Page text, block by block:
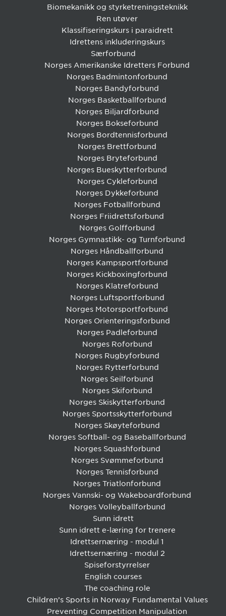
Biomekanikk og styrketreningsteknikk
Ren utøver
Klassifiseringskurs i paraidrett
Idrettens inkluderingskurs
Særforbund
Norges Amerikanske Idretters Forbund
Norges Badmintonforbund
Norges Bandyforbund
Norges Basketballforbund
Norges Biljardforbund
Norges Bokseforbund
Norges Bordtennisforbund
Norges Brettforbund
Norges Bryteforbund
Norges Bueskytterforbund
Norges Cykleforbund
Norges Dykkeforbund
Norges Fotballforbund
Norges Friidrettsforbund
Norges Golfforbund
Norges Gymnastikk- og Turnforbund
Norges Håndballforbund
Norges Kampsportforbund
Norges Kickboxingforbund
Norges Klatreforbund
Norges Luftsportforbund
Norges Motorsportforbund
Norges Orienteringsforbund
Norges Padleforbund
Norges Roforbund
Norges Rugbyforbund
Norges Rytterforbund
Norges Seilforbund
Norges Skiforbund
Norges Skiskytterforbund
Norges Sportsskytterforbund
Norges Skøyteforbund
Norges Softball- og Baseballforbund
Norges Squashforbund
Norges Svømmeforbund
Norges Tennisforbund
Norges Triatlonforbund
Norges Vannski- og Wakeboardforbund
Norges Volleyballforbund
Sunn idrett
Sunn idrett e-læring for trenere
Idrettsernæring - modul 1
Idrettsernæring - modul 2
Spiseforstyrrelser
English courses
The coaching role
Children’s Sports in Norway Fundamental Values
Preventing Competition Manipulation